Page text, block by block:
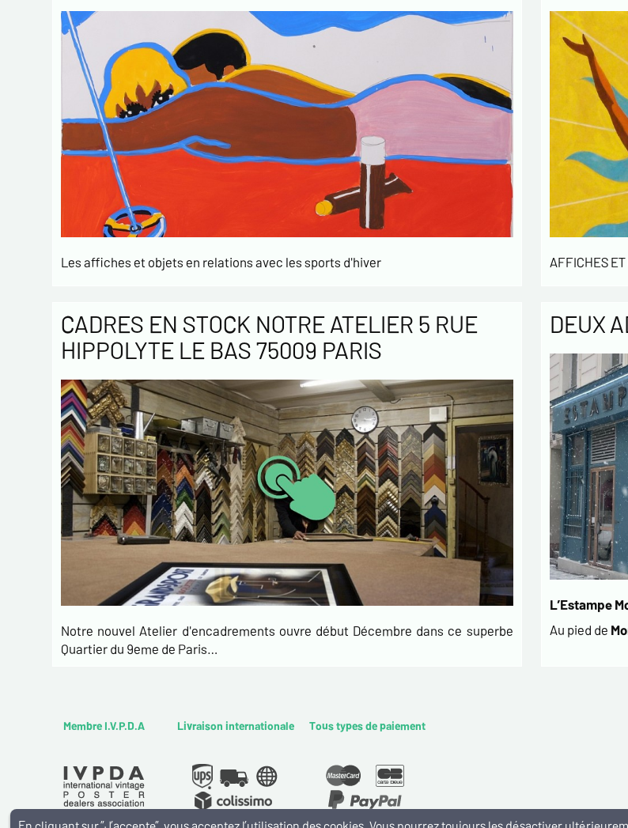
Les affiches et objets en relations avec les sports d'hiver AFFICHES
CADRES EN STOCK NOTRE ATELIER 5 RUE
HIPPOLYTE LE BAS 75009 PARIS
Notre nouvel Atelier d'encadrements ouvre début Décembre dans ce superbe
Quartier du 9eme de Paris…
DEUX
L’Estampe
Au pied de
Membre I.V.P.D.A Livraison internationale Tous types de paiement